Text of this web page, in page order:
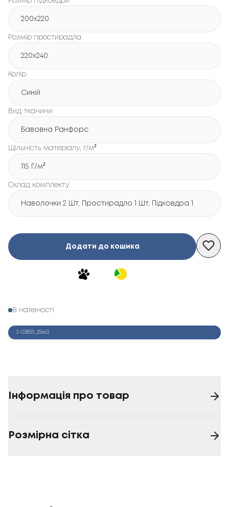
200x220
Розмір простирадла
220x240
Колір
Синій
Вид тканини
Бавовна Ранфорс
Щільність матеріалу, г/м²
115 Г/м²
Склад комплекту
Наволочки 2 Шт, Простирадло 1 Шт, Підковдра 1 Шт
Додати до кошика
В наявності
2-03859_25663
Інформація про товар
Розмірна сітка